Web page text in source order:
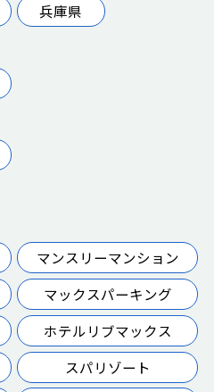
兵庫県
マンスリーマンション
マックスパーキング
ホテルリブマックス
スパリゾート